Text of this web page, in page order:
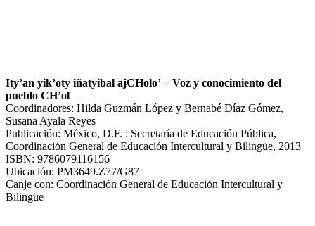
Ity’an yik’oty iñatyibal ajCHolo’ = Voz y conocimiento del
pueblo CH’ol
Coordinadores: Hilda Guzmán López y Bernabé Díaz Gómez,
Susana Ayala Reyes
Publicación: México, D.F. : Secretaría de Educación Pública,
Coordinación General de Educación Intercultural y Bilingüe, 2013
ISBN: 9786079116156
Ubicación: PM3649.Z77/G87
Canje con: Coordinación General de Educación Intercultural y
Bilingüe